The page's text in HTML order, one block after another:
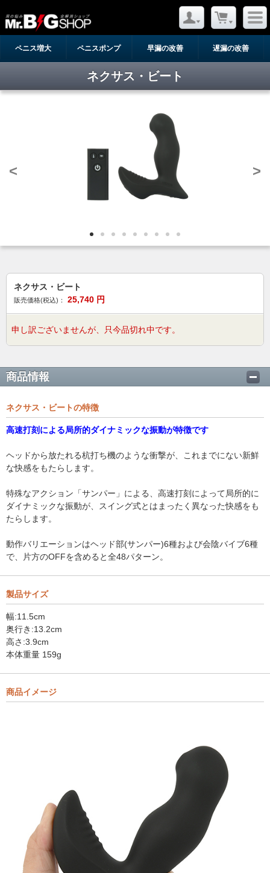
ペニス増大 ペニスポンプ 早漏の改善 遅漏の改善
ネクサス・ビート
< >
ネクサス・ビート
販売価格(税込)： 25,740 円
申し訳ございませんが、只今品切れ中です。
商品情報
ネクサス・ビートの特徴
高速打刻による局所的ダイナミックな振動が特徴です
ヘッドから放たれる杭打ち機のような衝撃が、これまでにない新鮮
な快感をもたらします。
特殊なアクション「サンパー」による、高速打刻によって局所的に
ダイナミックな振動が、スイング式とはまったく異なった快感をも
たらします。
動作バリエーションはヘッド部(サンパー)6種および会陰バイブ6種
で、片方のOFFを含めると全48パターン。
製品サイズ
幅:11.5cm
奥行き:13.2cm
高さ:3.9cm
本体重量 159g
商品イメージ